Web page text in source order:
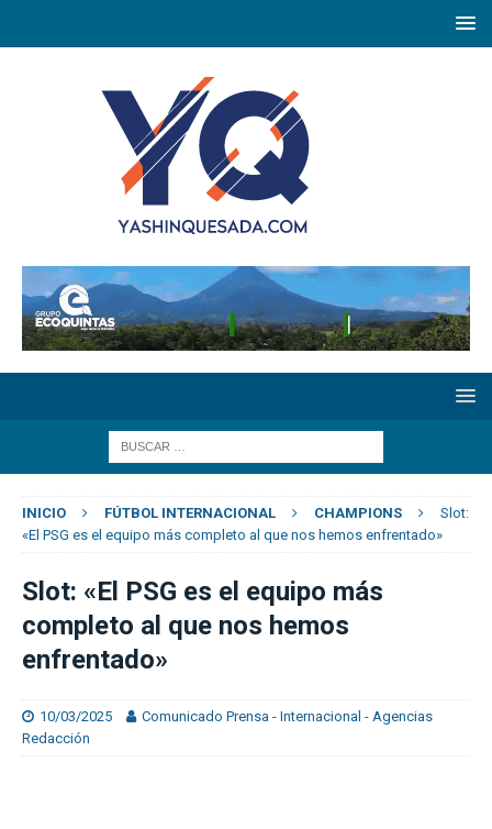
INICIO FÚTBOL INTERNACIONAL CHAMPIONS
Slot:
«El PSG es el equipo más completo al que nos hemos enfrentado»
Slot: «El PSG es el equipo más
completo al que nos hemos
enfrentado»
10/03/2025
Comunicado Prensa - Internacional - Agencias
Redacción